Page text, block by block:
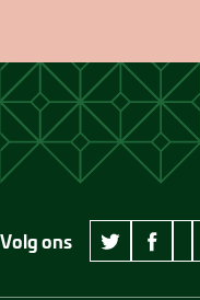
Volg ons
twitter